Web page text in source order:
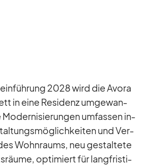
2028 wird die Avora
in eine Re­si­denz um­ge­wan­
um­fas­sen in­
und Ver­
Wohn­raums, neu ge­stal­tete
op­ti­miert für lang­fris­ti­